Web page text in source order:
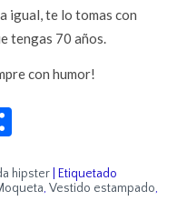
igual, te lo tomas con
tengas 70 años.
con humor!
hipster
Etiquetado
,Vestido estampado,